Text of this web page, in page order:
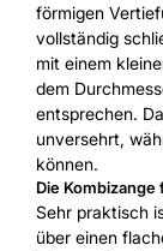
förmigen
vollständig
mit einem
dem
entsprechen.
unversehrt,
können.
Die
Sehr praktisch
über einen